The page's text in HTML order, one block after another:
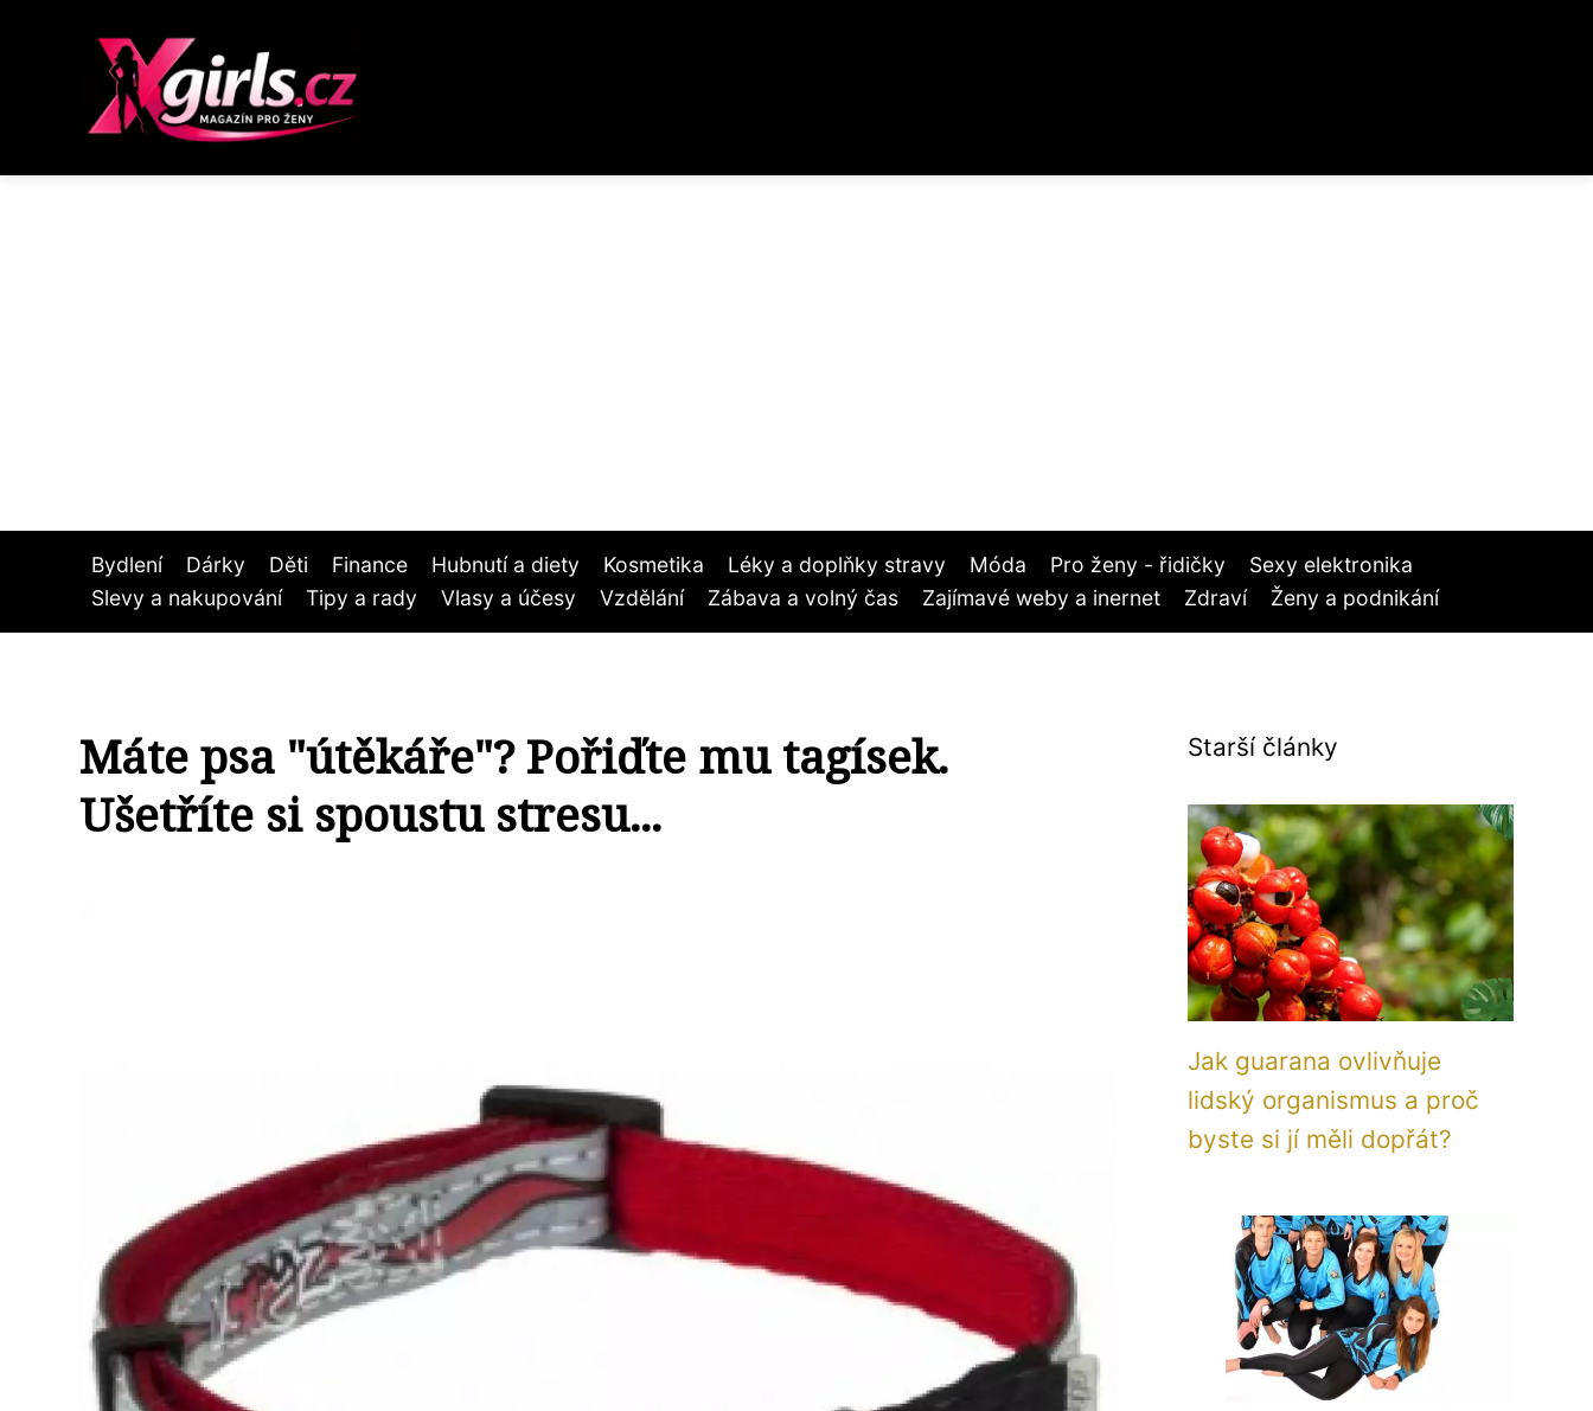
Bydlení Dárky Děti Finance Hubnutí a diety Kosmetika Léky a doplňky stravy Móda Pro ženy - řidičky
Sexy elektronika
Slevy a nakupování
Tipy a rady Vlasy a účesy Vzdělání Zábava a volný čas Zajímavé weby a inernet Zdraví Ženy a podnikání
Máte psa "útěkáře"? Pořiďte mu tagísek.
Ušetříte si spoustu stresu...
Starší články
Jak guarana ovlivňuje
lidský organismus a proč
byste si jí měli dopřát?